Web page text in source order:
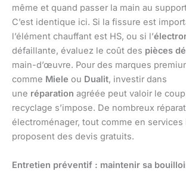
même et quand passer la main au
C’est identique ici. Si la fissure est
l’élément chauffant est HS, ou si l’
défaillante, évaluez le coût des pièces
main-d’œuvre. Pour des marques
comme Miele ou Dualit, investir dans
une réparation agréée peut valoir le
recyclage s’impose. De nombreux
électroménager, tout comme en services
proposent des devis gratuits.
Entretien préventif : maintenir sa